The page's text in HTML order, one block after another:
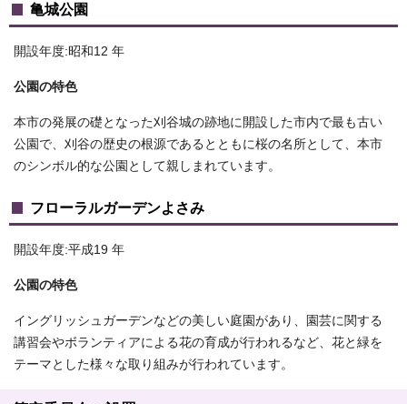
亀城公園
開設年度:昭和12 年
公園の特色
本市の発展の礎となった刈谷城の跡地に開設した市内で最も古い
公園で、刈谷の歴史の根源であるとともに桜の名所として、本市
のシンボル的な公園として親しまれています。
フローラルガーデンよさみ
開設年度:平成19 年
公園の特色
イングリッシュガーデンなどの美しい庭園があり、園芸に関する
講習会やボランティアによる花の育成が行われるなど、花と緑を
テーマとした様々な取り組みが行われています。